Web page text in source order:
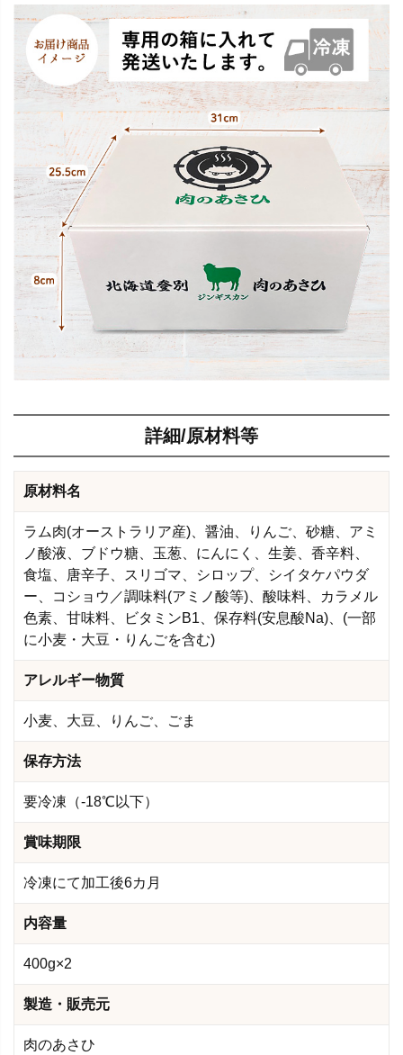
詳細/原材料等
原材料名
ラム肉(オーストラリア産)、醤油、りんご、砂糖、アミ
ノ酸液、ブドウ糖、玉葱、にんにく、生姜、香辛料、
食塩、唐辛子、スリゴマ、シロップ、シイタケパウダ
ー、コショウ／調味料(アミノ酸等)、酸味料、カラメル
色素、甘味料、ビタミンB1、保存料(安息酸Na)、(一部
に小麦・大豆・りんごを含む)
アレルギー物質
小麦、大豆、りんご、ごま
保存方法
要冷凍（-18℃以下）
賞味期限
冷凍にて加工後6カ月
内容量
400g×2
製造・販売元
肉のあさひ